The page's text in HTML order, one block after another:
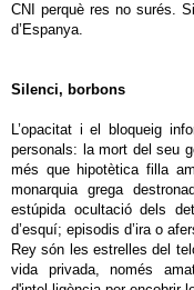
CNI perquè res no surés.
d’Espanya.
Silenci, borbons
L’opacitat i el bloqueig
personals: la mort del seu
més que hipotètica filla
monarquia grega
estúpida ocultació dels
d’esquí; episodis d’ira o
Rey són les estrelles del
vida privada, només